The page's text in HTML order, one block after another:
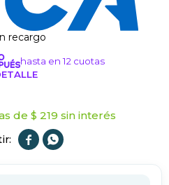
recargo
hasta en 12 cuotas
de $ 219 sin interés
 